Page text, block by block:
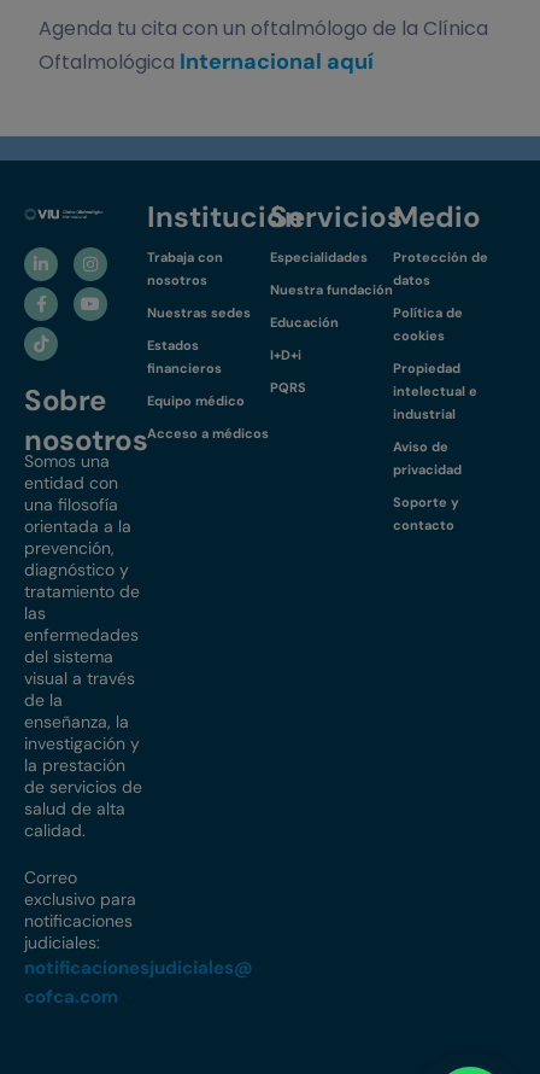
Agenda tu cita con un oftalmólogo de la Clínica
Oftalmológica Internacional aquí
Sobre
nosotros
Somos una
entidad con
una filosofía
orientada a la
prevención,
diagnóstico y
tratamiento de
las
enfermedades
del sistema
visual a través
de la
enseñanza, la
investigación y
la prestación
de servicios de
salud de alta
calidad.
Correo
exclusivo para
notificaciones
judiciales:
notificacionesjudiciales@
cofca.com
Institución
Trabaja con
nosotros
Nuestras sedes
Estados
financieros
Equipo médico
Acceso a médicos
Servicios
Especialidades
Nuestra fundación
Educación
I+D+i
PQRS
Medio
Protección de
datos
Política de
cookies
Propiedad
intelectual e
industrial
Aviso de
privacidad
Soporte y
contacto